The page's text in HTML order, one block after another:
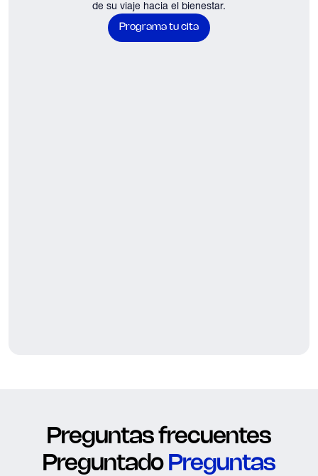
de su viaje hacia el bienestar.
Programa tu cita
Preguntas frecuentes
Preguntado Preguntas